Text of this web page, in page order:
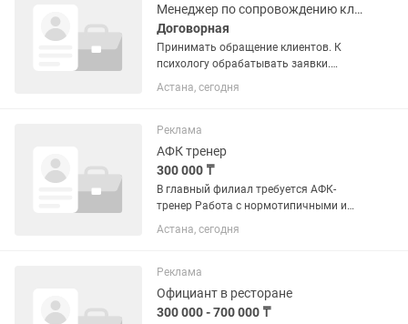
Менеджер по сопровождению клиентов
Договорная
Принимать обращение клиентов. К
психологу обрабатывать заявки.
Создавать группы для проведения
семинаров.
Астана, сегодня
Реклама
АФК тренер
300 000 ₸
В главный филиал требуется АФК-
тренер Работа с нормотипичными и
пограничными детьми Формат:
индивидуальные и/или групповые
(АФК / ЛФК/ физкультура /сенсорная...
Астана, сегодня
Реклама
Официант в ресторане
300 000 - 700 000 ₸